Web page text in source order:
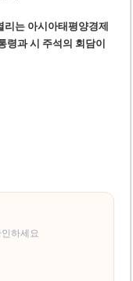
는 아시아태평양경제
령과 시 주석의 회담이
하세요